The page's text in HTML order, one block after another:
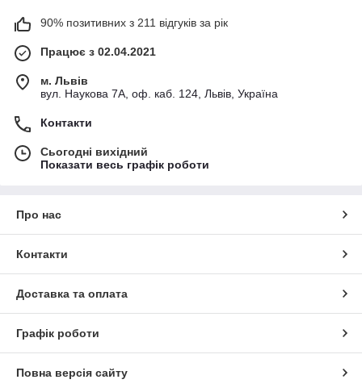
90% позитивних з 211 відгуків за рік
Працює з 02.04.2021
м. Львів
вул. Наукова 7А, оф. каб. 124, Львів, Україна
Контакти
Сьогодні вихідний
Показати весь графік роботи
Про нас
Контакти
Доставка та оплата
Графік роботи
Повна версія сайту